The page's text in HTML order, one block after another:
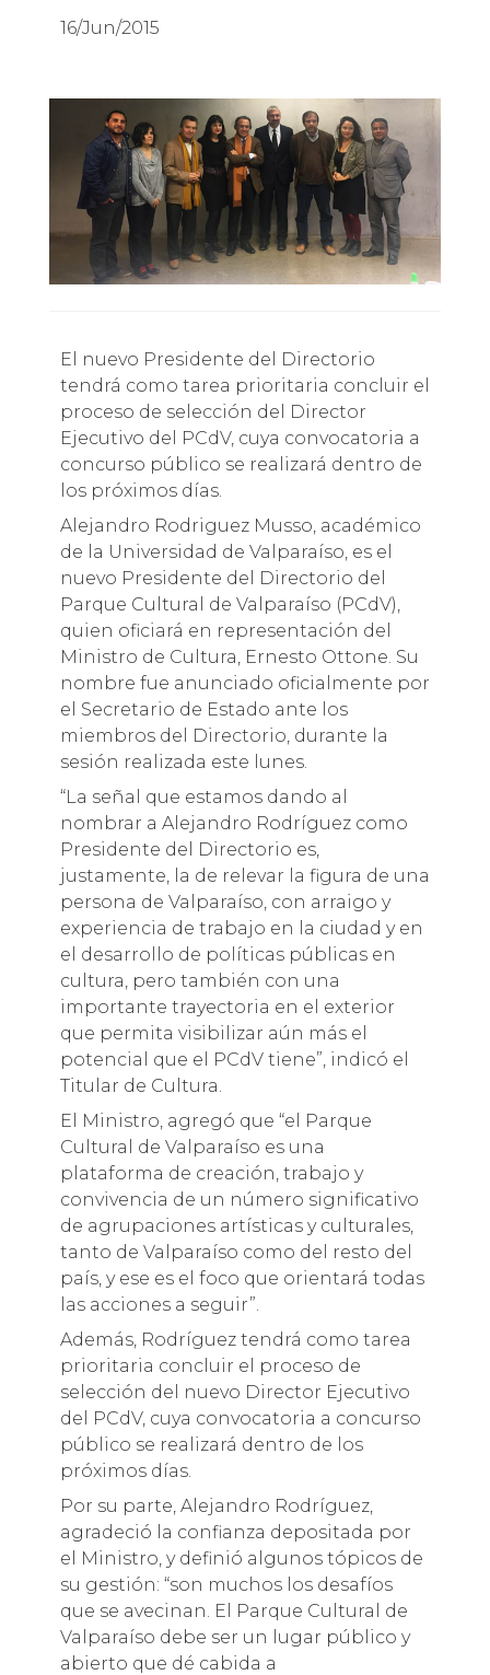
16/Jun/2015
El nuevo Presidente del Directorio
tendrá como tarea prioritaria concluir el
proceso de selección del Director
Ejecutivo del PCdV, cuya convocatoria a
concurso público se realizará dentro de
los próximos días.
Alejandro Rodriguez Musso, académico
de la Universidad de Valparaíso, es el
nuevo Presidente del Directorio del
Parque Cultural de Valparaíso (PCdV),
quien oficiará en representación del
Ministro de Cultura, Ernesto Ottone. Su
nombre fue anunciado oficialmente por
el Secretario de Estado ante los
miembros del Directorio, durante la
sesión realizada este lunes.
“La señal que estamos dando al
nombrar a Alejandro Rodríguez como
Presidente del Directorio es,
justamente, la de relevar la figura de una
persona de Valparaíso, con arraigo y
experiencia de trabajo en la ciudad y en
el desarrollo de políticas públicas en
cultura, pero también con una
importante trayectoria en el exterior
que permita visibilizar aún más el
potencial que el PCdV tiene”, indicó el
Titular de Cultura.
El Ministro, agregó que “el Parque
Cultural de Valparaíso es una
plataforma de creación, trabajo y
convivencia de un número significativo
de agrupaciones artísticas y culturales,
tanto de Valparaíso como del resto del
país, y ese es el foco que orientará todas
las acciones a seguir”.
Además, Rodríguez tendrá como tarea
prioritaria concluir el proceso de
selección del nuevo Director Ejecutivo
del PCdV, cuya convocatoria a concurso
público se realizará dentro de los
próximos días.
Por su parte, Alejandro Rodríguez,
agradeció la confianza depositada por
el Ministro, y definió algunos tópicos de
su gestión: “son muchos los desafíos
que se avecinan. El Parque Cultural de
Valparaíso debe ser un lugar público y
abierto que dé cabida a